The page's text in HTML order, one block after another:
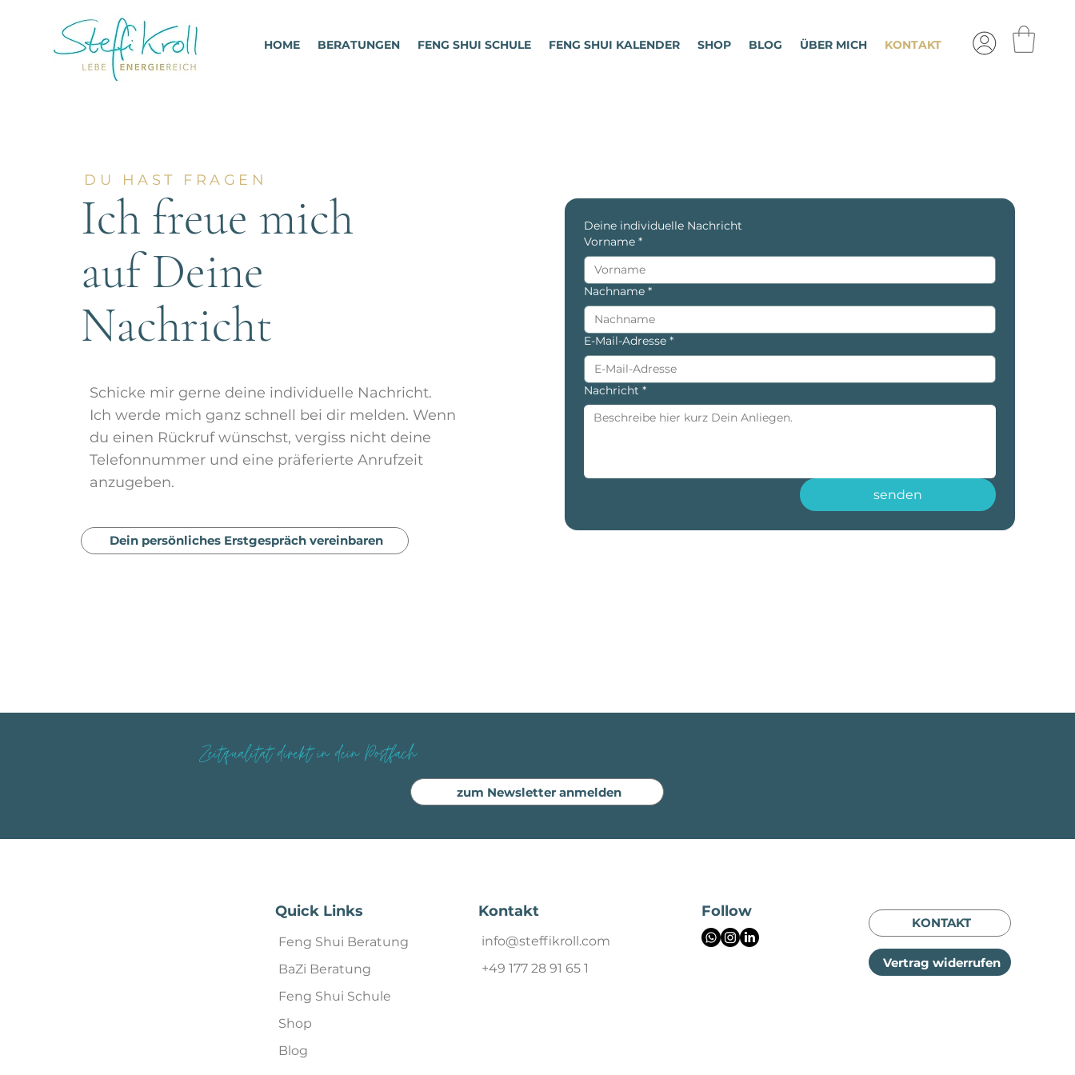
HOME BERATUNGEN FENG SHUI SCHULE FENG SHUI KALENDER SHOP BLOG ÜBER MICH KONTAKT
DU HAST FRAGEN
Ich freue mich
auf Deine
Nachricht
Schicke mir gerne deine individuelle Nachricht.
Ich werde mich ganz schnell bei dir melden. Wenn
du einen Rückruf wünschst, vergiss nicht deine
Telefonnummer und eine präferierte Anrufzeit
anzugeben.
Deine individuelle Nachricht
Vorname *
Nachname *
E-Mail-Adresse *
Nachricht *
senden
Dein persönliches Erstgespräch vereinbaren
Zeitqualität direkt in dein Postfach
zum Newsletter anmelden
Quick Links
Feng Shui Beratung
BaZi Beratung
Feng Shui Schule
Shop
Blog
Kontakt
info@steffikroll.com
+49 177 28 91 65 1
Follow
KONTAKT
Vertrag widerrufen